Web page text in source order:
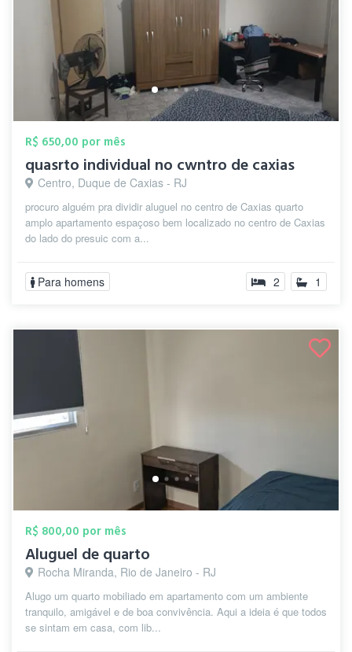
R$ 650,00 por mês
quasrto individual no cwntro de caxias
Centro, Duque de Caxias - RJ
procuro alguém pra dividir aluguel no centro de Caxias quarto
amplo apartamento espaçoso bem localizado no centro de Caxias
do lado do presuic com a...
Para homens 2 1
R$ 800,00 por mês
Aluguel de quarto
Rocha Miranda, Rio de Janeiro - RJ
Alugo um quarto mobiliado em apartamento com um ambiente
tranquilo, amigável e de boa convivência. Aqui a ideia é que todos
se sintam em casa, com lib...